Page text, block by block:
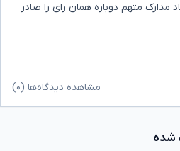
مدارک متهم دوباره همان رای را صادر
مشاهده دیدگاه‌ها (۰)